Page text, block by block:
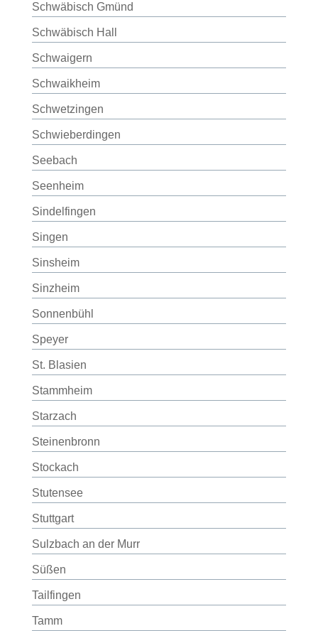
Schwäbisch Gmünd
Schwäbisch Hall
Schwaigern
Schwaikheim
Schwetzingen
Schwieberdingen
Seebach
Seenheim
Sindelfingen
Singen
Sinsheim
Sinzheim
Sonnenbühl
Speyer
St. Blasien
Stammheim
Starzach
Steinenbronn
Stockach
Stutensee
Stuttgart
Sulzbach an der Murr
Süßen
Tailfingen
Tamm